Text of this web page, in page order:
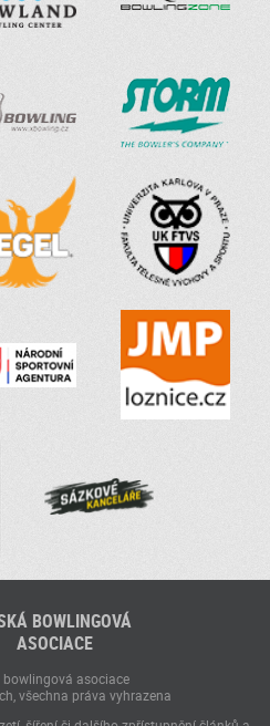
BOWLINGOVÁ
ASOCIACE
asociace
všechna práva vyhrazena